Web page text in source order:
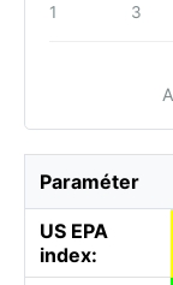
1 3
Paraméter
US EPA
index: